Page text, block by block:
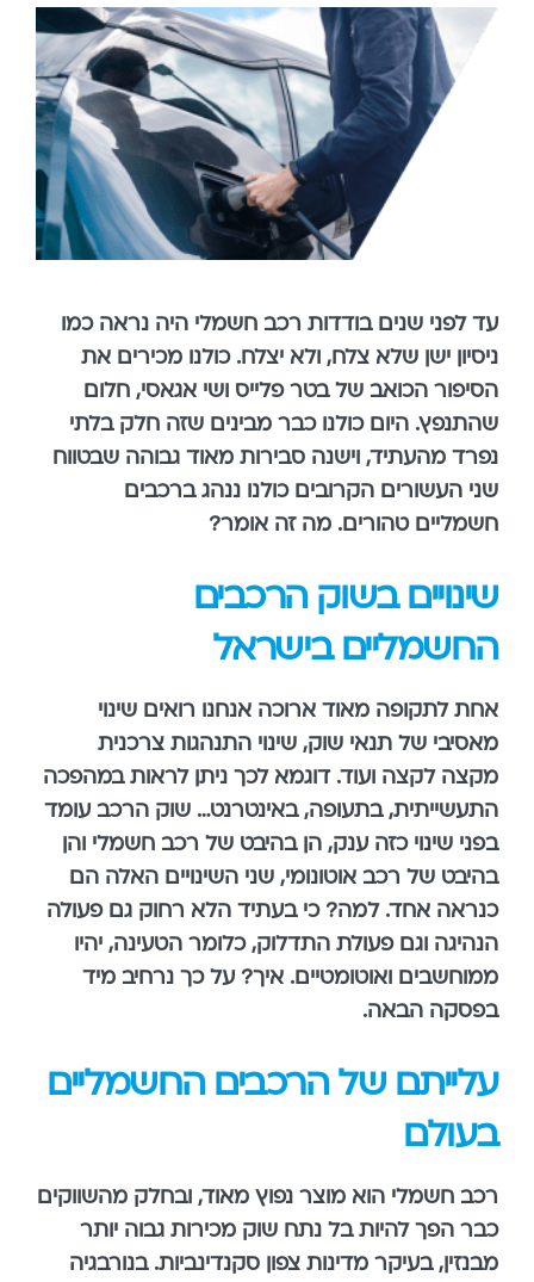
עד לפני שנים בודדות רכב חשמלי היה נראה כמו
ניסיון ישן שלא צלח, ולא יצלח. כולנו מכירים את
הסיפור הכואב של בטר פלייס ושי אגאסי, חלום
שהתנפץ. היום כולנו כבר מבינים שזה חלק בלתי
נפרד מהעתיד, וישנה סבירות מאוד גבוהה שבטווח
שני העשורים הקרובים כולנו ננהג ברכבים
חשמליים טהורים. מה זה אומר?
שינויים בשוק הרכבים
החשמליים בישראל
אחת לתקופה מאוד ארוכה אנחנו רואים שינוי
מאסיבי של תנאי שוק, שינוי התנהגות צרכנית
מקצה לקצה ועוד. דוגמא לכך ניתן לראות במהפכה
התעשייתית, בתעופה, באינטרנט… שוק הרכב עומד
בפני שינוי כזה ענק, הן בהיבט של רכב חשמלי והן
בהיבט של רכב אוטונומי, שני השינויים האלה הם
כנראה אחד. למה? כי בעתיד הלא רחוק גם פעולה
הנהיגה וגם פעולת התדלוק, כלומר הטעינה, יהיו
ממוחשבים ואוטומטיים. איך? על כך נרחיב מיד
בפסקה הבאה.
עלייתם של הרכבים החשמליים
בעולם
רכב חשמלי הוא מוצר נפוץ מאוד, ובחלק מהשווקים
כבר הפך להיות בל נתח שוק מכירות גבוה יותר
מבנזין, בעיקר מדינות צפון סקנדינביות. בנורבגיה